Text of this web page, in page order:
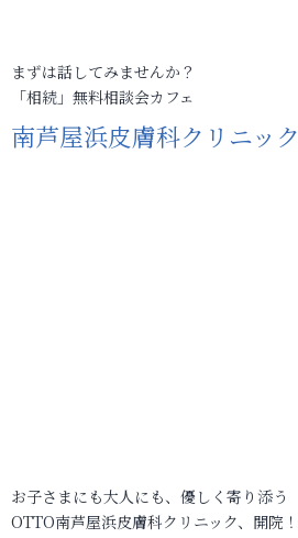
まずは話してみませんか？
「相続」無料相談会カフェ
南芦屋浜皮膚科クリニック
お子さまにも大人にも、優しく寄り添う
OTTO南芦屋浜皮膚科クリニック、開院！